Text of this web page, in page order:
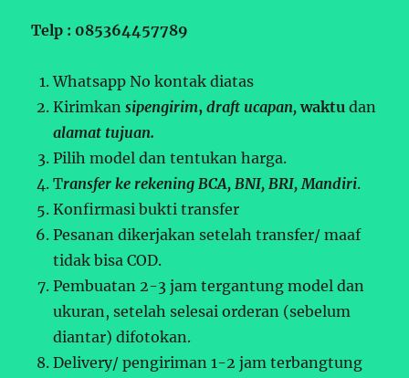
Telp : 085364457789
Whatsapp No kontak diatas
Kirimkansipengirim,draft ucapan,waktudan
alamat tujuan.
Pilih model dan tentukan harga.
Transfer ke rekening BCA, BNI, BRI, Mandiri.
Konfirmasi bukti transfer
Pesanan dikerjakan setelah transfer/ maaf
tidak bisa COD.
Pembuatan 2-3 jam tergantung model dan
ukuran, setelah selesai orderan (sebelum
diantar) difotokan.
Delivery/ pengiriman 1-2 jam terbangtung